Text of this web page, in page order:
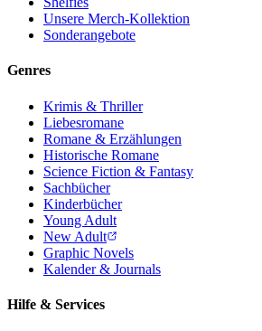
Unsere Merch-Kollektion
Sonderangebote
Genres
Krimis & Thriller
Liebesromane
Romane & Erzählungen
Historische Romane
Science Fiction & Fantasy
Sachbücher
Kinderbücher
Young Adult
New Adult
Graphic Novels
Kalender & Journals
Hilfe & Services